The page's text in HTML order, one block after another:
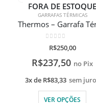
FORA DE ESTOQUE
GARRAFAS TÉRMICAS
de 5
R$250,00
R$237,50 no Pix
3x de R$83,33 sem
VER OPÇÕES